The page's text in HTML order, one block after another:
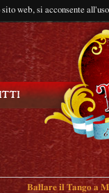
web, si acconsente
Ballare il Tango a